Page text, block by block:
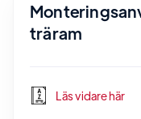
träram
Läs vidare här